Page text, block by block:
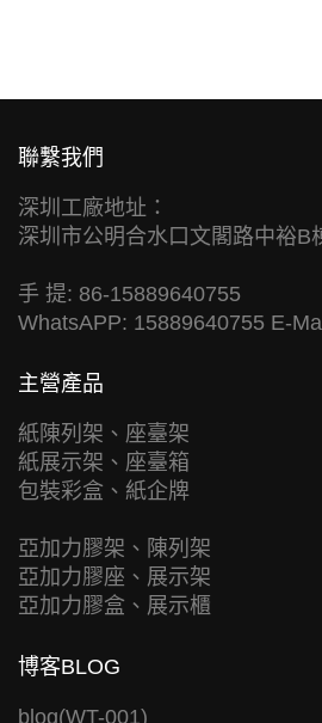
聯繫我們
深圳工廠地址：
深圳市公明合水口文閣路中裕B
手 提: 86-15889640755
WhatsAPP: 15889640755 E-
主營產品
紙陳列架、座臺架
紙展示架、座臺箱
包裝彩盒、紙企牌
亞加力膠架、陳列架
亞加力膠座、展示架
亞加力膠盒、展示櫃
博客BLOG
blog(WT-001)